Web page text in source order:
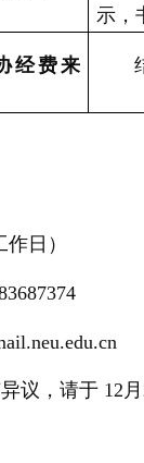
示，
经费来
作日）
议，请于 12 月